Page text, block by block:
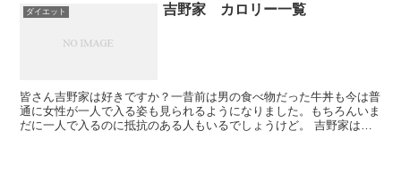
ダイエット 吉野家 カロリー一覧
皆さん吉野家は好きですか？一昔前は男の食べ物だった牛丼も今は普
通に女性が一人で入る姿も見られるようになりました。もちろんいま
だに一人で入るのに抵抗のある人もいるでしょうけど。 吉野家は前